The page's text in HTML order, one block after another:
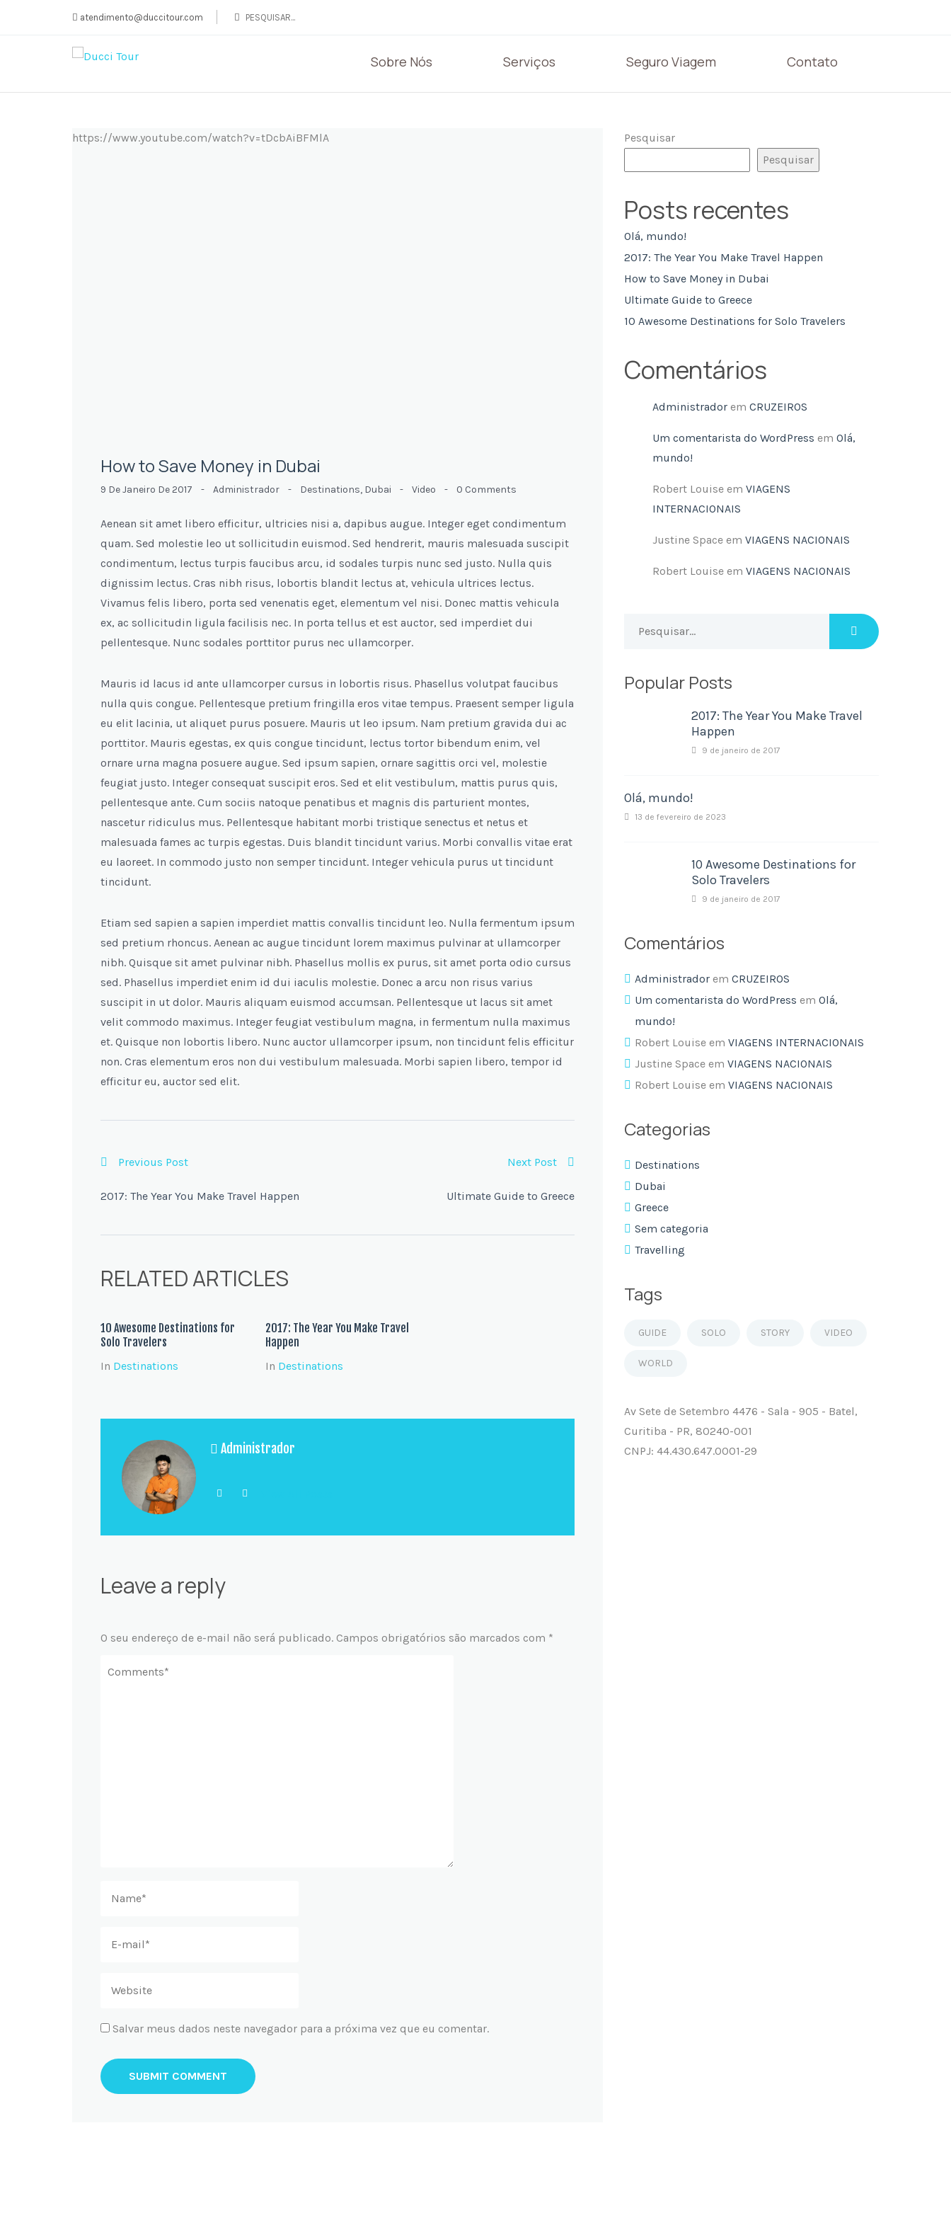
atendimento@duccitour.com
Sobre Nós Serviços Seguro Viagem Contato
https://www.youtube.com/watch?v=tDcbAiBFMlA
How to Save Money in Dubai
9 De Janeiro De 2017 - Administrador - Destinations, Dubai - Video - 0 Comments
Aenean sit amet libero efficitur, ultricies nisi a, dapibus augue. Integer eget condimentum
quam. Sed molestie leo ut sollicitudin euismod. Sed hendrerit, mauris malesuada suscipit
condimentum, lectus turpis faucibus arcu, id sodales turpis nunc sed justo. Nulla quis
dignissim lectus. Cras nibh risus, lobortis blandit lectus at, vehicula ultrices lectus.
Vivamus felis libero, porta sed venenatis eget, elementum vel nisi. Donec mattis vehicula
ex, ac sollicitudin ligula facilisis nec. In porta tellus et est auctor, sed imperdiet dui
pellentesque. Nunc sodales porttitor purus nec ullamcorper.
Mauris id lacus id ante ullamcorper cursus in lobortis risus. Phasellus volutpat faucibus
nulla quis congue. Pellentesque pretium fringilla eros vitae tempus. Praesent semper ligula
eu elit lacinia, ut aliquet purus posuere. Mauris ut leo ipsum. Nam pretium gravida dui ac
porttitor. Mauris egestas, ex quis congue tincidunt, lectus tortor bibendum enim, vel
ornare urna magna posuere augue. Sed ipsum sapien, ornare sagittis orci vel, molestie
feugiat justo. Integer consequat suscipit eros. Sed et elit vestibulum, mattis purus quis,
pellentesque ante. Cum sociis natoque penatibus et magnis dis parturient montes,
nascetur ridiculus mus. Pellentesque habitant morbi tristique senectus et netus et
malesuada fames ac turpis egestas. Duis blandit tincidunt varius. Morbi convallis vitae erat
eu laoreet. In commodo justo non semper tincidunt. Integer vehicula purus ut tincidunt
tincidunt.
Etiam sed sapien a sapien imperdiet mattis convallis tincidunt leo. Nulla fermentum ipsum
sed pretium rhoncus. Aenean ac augue tincidunt lorem maximus pulvinar at ullamcorper
nibh. Quisque sit amet pulvinar nibh. Phasellus mollis ex purus, sit amet porta odio cursus
sed. Phasellus imperdiet enim id dui iaculis molestie. Donec a arcu non risus varius
suscipit in ut dolor. Mauris aliquam euismod accumsan. Pellentesque ut lacus sit amet
velit commodo maximus. Integer feugiat vestibulum magna, in fermentum nulla maximus
et. Quisque non lobortis libero. Nunc auctor ullamcorper ipsum, non tincidunt felis efficitur
non. Cras elementum eros non dui vestibulum malesuada. Morbi sapien libero, tempor id
efficitur eu, auctor sed elit.
Previous Post
2017: The Year You Make Travel Happen
Next Post
Ultimate Guide to Greece
RELATED ARTICLES
10 Awesome Destinations for
Solo Travelers
In Destinations
2017: The Year You Make Travel
Happen
In Destinations
Administrador
Leave a reply
O seu endereço de e-mail não será publicado. Campos obrigatórios são marcados com *
Salvar meus dados neste navegador para a próxima vez que eu comentar.
Pesquisar
Pesquisar
Posts recentes
Olá, mundo!
2017: The Year You Make Travel Happen
How to Save Money in Dubai
Ultimate Guide to Greece
10 Awesome Destinations for Solo Travelers
Comentários
Administrador em CRUZEIROS
Um comentarista do WordPress em Olá,
mundo!
Robert Louise em VIAGENS
INTERNACIONAIS
Justine Space em VIAGENS NACIONAIS
Robert Louise em VIAGENS NACIONAIS
Popular Posts
2017: The Year You Make Travel
Happen
9 de janeiro de 2017
Olá, mundo!
13 de fevereiro de 2023
10 Awesome Destinations for
Solo Travelers
9 de janeiro de 2017
Comentários
Administrador em CRUZEIROS
Um comentarista do WordPress em Olá,
mundo!
Robert Louise em VIAGENS INTERNACIONAIS
Justine Space em VIAGENS NACIONAIS
Robert Louise em VIAGENS NACIONAIS
Categorias
Destinations
Dubai
Greece
Sem categoria
Travelling
Tags
GUIDE SOLO STORY VIDEO
WORLD
Av Sete de Setembro 4476 - Sala - 905 - Batel,
Curitiba - PR, 80240-001
CNPJ: 44.430.647.0001-29